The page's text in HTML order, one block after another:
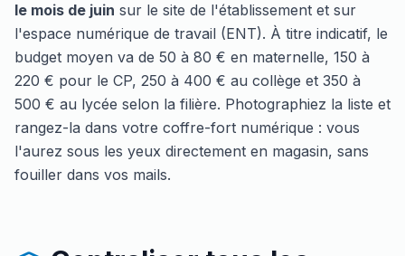
le mois de juin sur le site de l'établissement et sur
l'espace numérique de travail (ENT). À titre indicatif, le
budget moyen va de 50 à 80 € en maternelle, 150 à
220 € pour le CP, 250 à 400 € au collège et 350 à
500 € au lycée selon la filière. Photographiez la liste et
rangez-la dans votre coffre-fort numérique : vous
l'aurez sous les yeux directement en magasin, sans
fouiller dans vos mails.